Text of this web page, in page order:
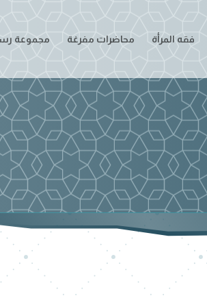
فقه المرأة محاضرات مفرغة مجموعة